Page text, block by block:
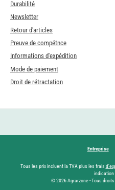
Durabilité
Newsletter
Retour d'articles
Preuve de compétnce
Informations d'expédition
Mode de paiement
Droit de rétractation
Entreprise
Tous les prix incluent la TVA plus les frais
indication
© 2026 Agrarzone - Tous